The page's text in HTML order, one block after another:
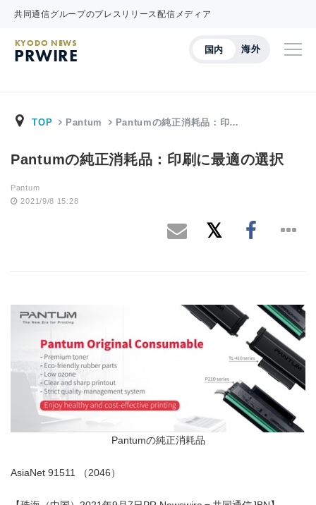
共同通信グループのプレスリリース配信メディア
国内 海外
KYODO NEWS
PRWIRE
TOP Pantum Pantumの純正消耗品：印…
Pantumの純正消耗品：印刷に最適の選択
Pantum
2021/9/8 15:28
Pantumの純正消耗品
AsiaNet 91511 （2046）